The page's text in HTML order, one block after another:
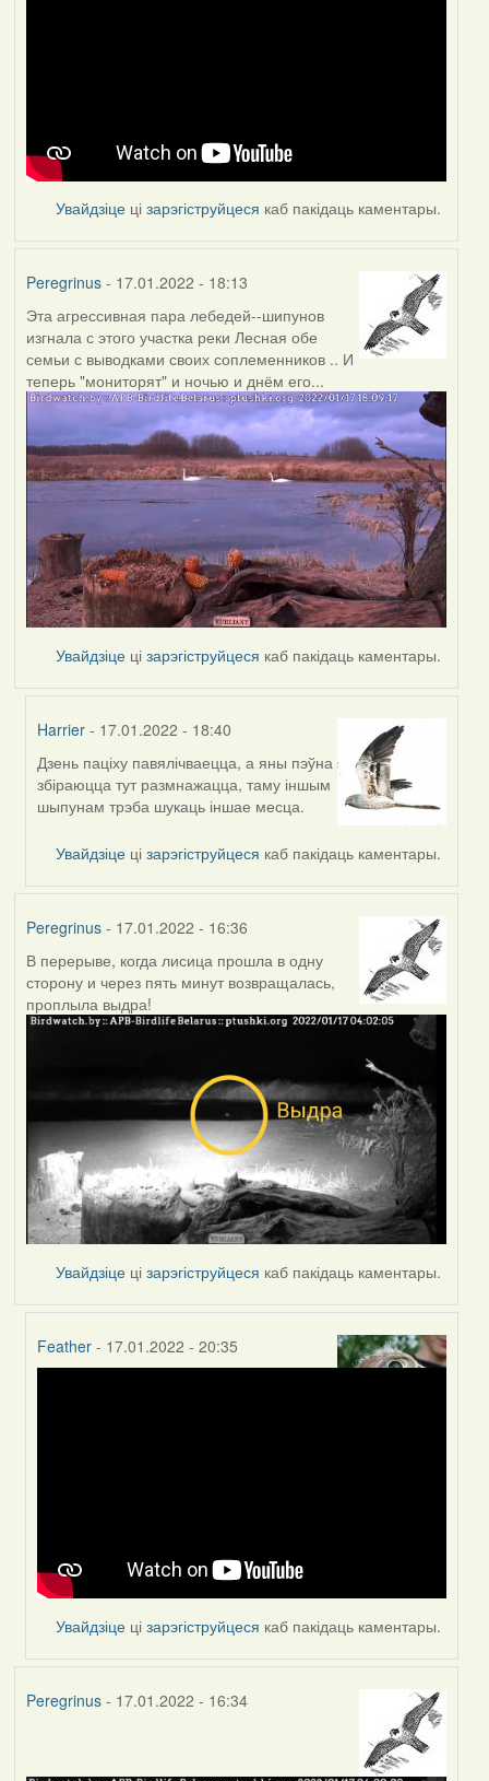
Увайдзіце цізарэгіструйцеся каб пакідаць каментары.
Peregrinus- 17.01.2022 - 18:13
Эта агрессивная пара лебедей--шипунов
изгнала с этого участка реки Лесная обе
семьи с выводками своих соплеменников .. И
теперь "мониторят" и ночью и днём его...
Увайдзіце цізарэгіструйцеся каб пакідаць каментары.
Harrier - 17.01.2022 - 18:40
In
reply
to
Peregrinus
Дзень паціху павялічваецца, а яны пэўна
збіраюцца тут размнажацца, таму іншым
шыпунам трэба шукаць іншае месца.
Увайдзіце цізарэгіструйцеся каб пакідаць каментары.
Peregrinus- 17.01.2022 - 16:36
В перерыве, когда лисица прошла в одну
сторону и через пять минут возвращалась,
проплыла выдра!
Увайдзіце цізарэгіструйцеся каб пакідаць каментары.
Feather - 17.01.2022 - 20:35
Увайдзіце цізарэгіструйцеся каб пакідаць каментары.
Peregrinus- 17.01.2022 - 16:34